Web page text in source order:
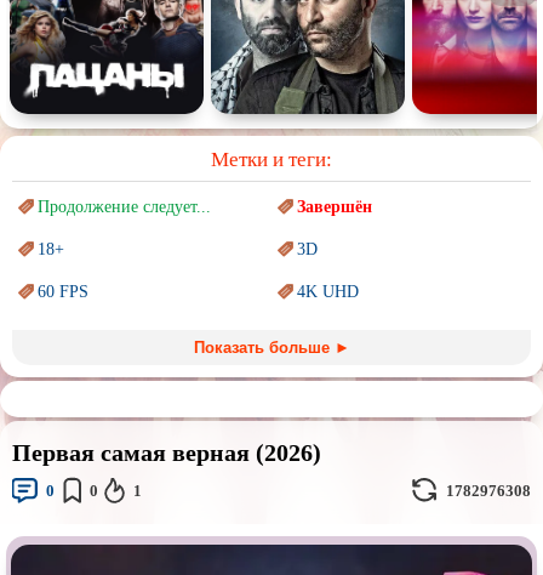
Метки и теги:
Продолжение следует... Завершён
18+ 3D
60 FPS 4K UHD
Marvel PIXAR
Sci-Fi (Научнаяфантастика) Trash (трэш) movies
Авангард иСюрреализм Ангелы и Демоны
Аниме
Врачи Гении
Показать больше ►
Первая самая верная (2026)
0 0 1 1782976308